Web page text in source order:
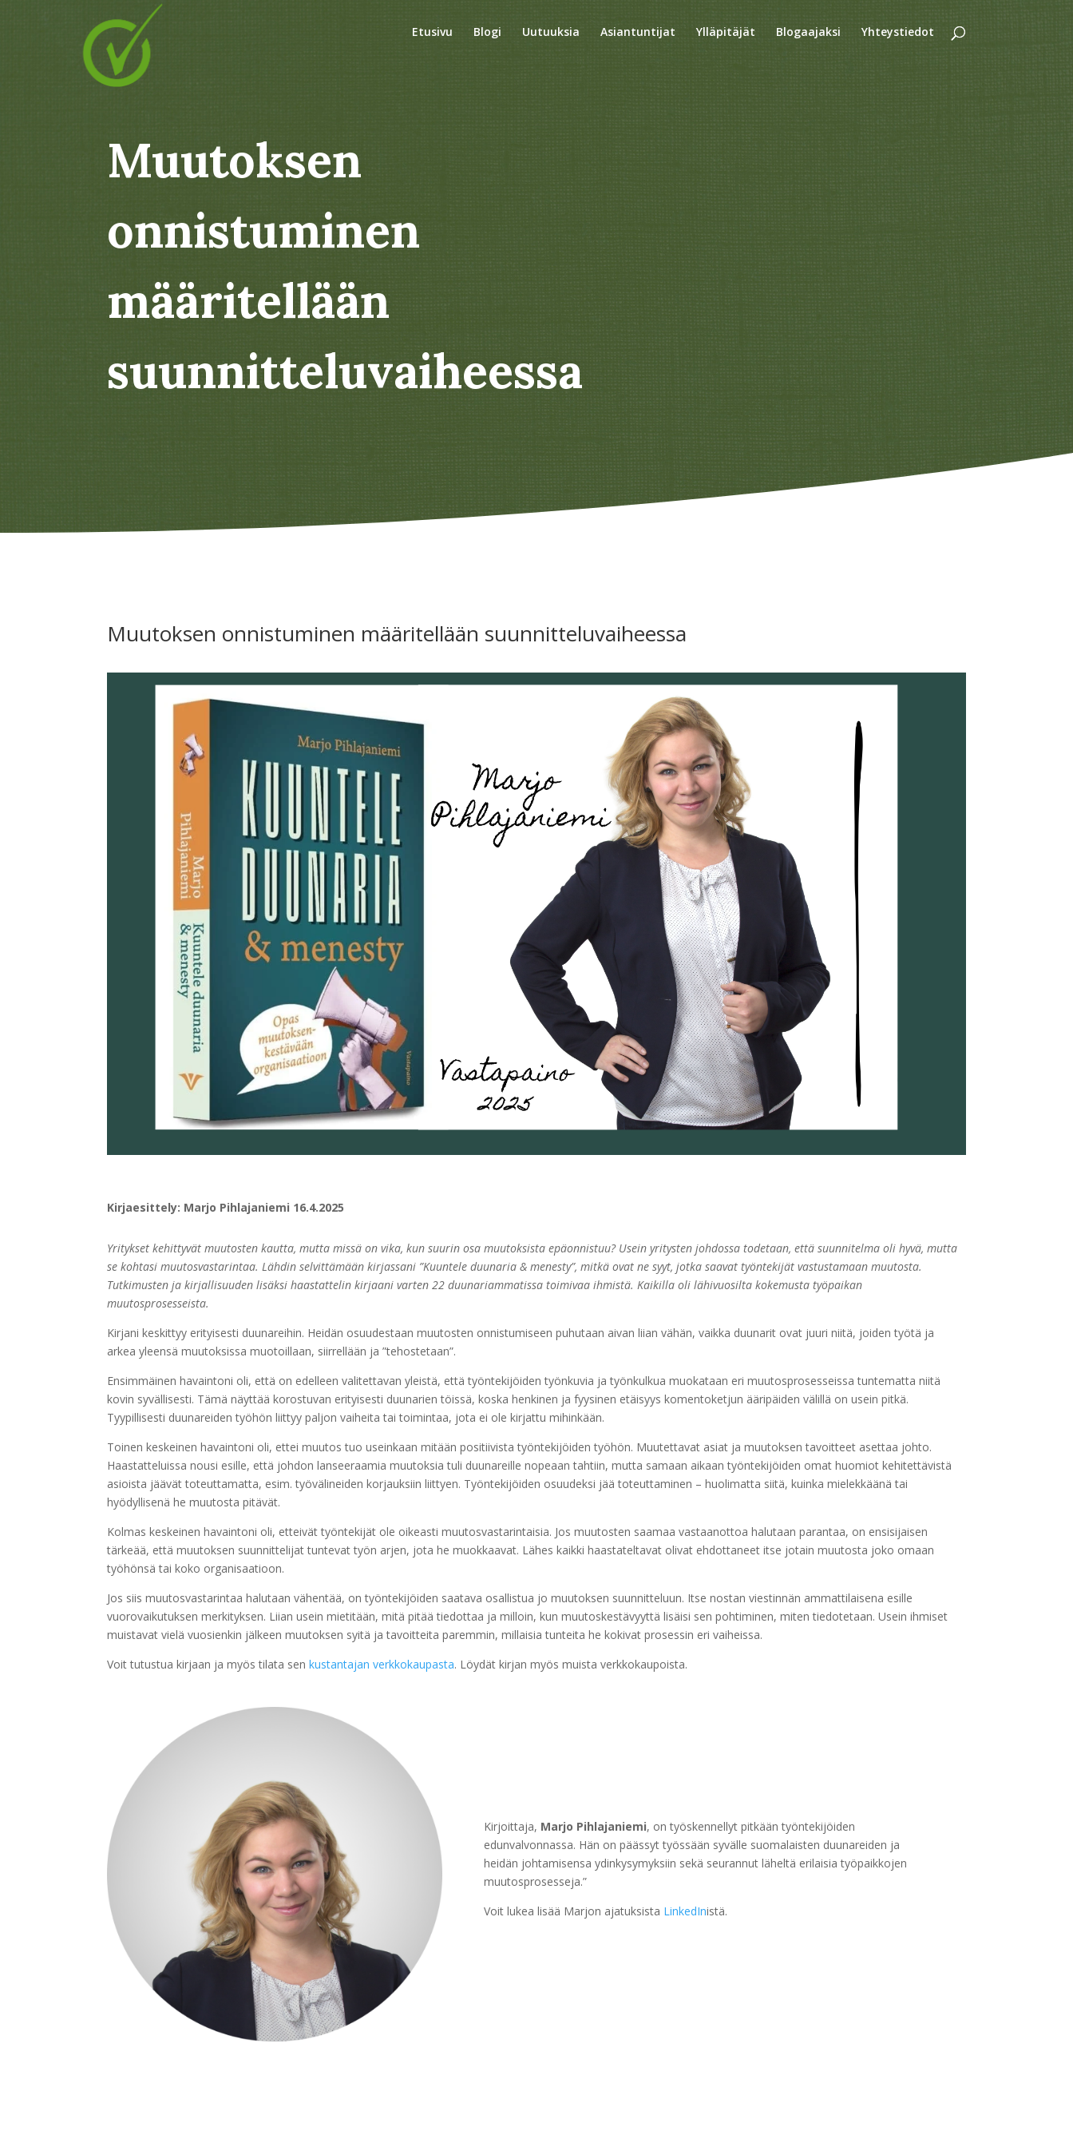
Etusivu Blogi Uutuuksia Asiantuntijat Ylläpitäjät Blogaajaksi Yhteystiedot
Muutoksen
onnistuminen
määritellään
suunnitteluvaiheessa
Muutoksen onnistuminen määritellään suunnitteluvaiheessa
Kirjaesittely: Marjo Pihlajaniemi 16.4.2025
Yritykset kehittyvät muutosten kautta, mutta missä on vika, kun suurin osa muutoksista epäonnistuu? Usein yritysten johdossa todetaan, että suunnitelma oli hyvä, mutta
se kohtasi muutosvastarintaa. Lähdin selvittämään kirjassani ”Kuuntele duunaria & menesty”, mitkä ovat ne syyt, jotka saavat työntekijät vastustamaan muutosta.
Tutkimusten ja kirjallisuuden lisäksi haastattelin kirjaani varten 22 duunariammatissa toimivaa ihmistä. Kaikilla oli lähivuosilta kokemusta työpaikan
muutosprosesseista.
Kirjani keskittyy erityisesti duunareihin. Heidän osuudestaan muutosten onnistumiseen puhutaan aivan liian vähän, vaikka duunarit ovat juuri niitä, joiden työtä ja
arkea yleensä muutoksissa muotoillaan, siirrellään ja ”tehostetaan”.
Ensimmäinen havaintoni oli, että on edelleen valitettavan yleistä, että työntekijöiden työnkuvia ja työnkulkua muokataan eri muutosprosesseissa tuntematta niitä
kovin syvällisesti. Tämä näyttää korostuvan erityisesti duunarien töissä, koska henkinen ja fyysinen etäisyys komentoketjun ääripäiden välillä on usein pitkä.
Tyypillisesti duunareiden työhön liittyy paljon vaiheita tai toimintaa, jota ei ole kirjattu mihinkään.
Toinen keskeinen havaintoni oli, ettei muutos tuo useinkaan mitään positiivista työntekijöiden työhön. Muutettavat asiat ja muutoksen tavoitteet asettaa johto.
Haastatteluissa nousi esille, että johdon lanseeraamia muutoksia tuli duunareille nopeaan tahtiin, mutta samaan aikaan työntekijöiden omat huomiot kehitettävistä
asioista jäävät toteuttamatta, esim. työvälineiden korjauksiin liittyen. Työntekijöiden osuudeksi jää toteuttaminen – huolimatta siitä, kuinka mielekkäänä tai
hyödyllisenä he muutosta pitävät.
Kolmas keskeinen havaintoni oli, etteivät työntekijät ole oikeasti muutosvastarintaisia. Jos muutosten saamaa vastaanottoa halutaan parantaa, on ensisijaisen
tärkeää, että muutoksen suunnittelijat tuntevat työn arjen, jota he muokkaavat. Lähes kaikki haastateltavat olivat ehdottaneet itse jotain muutosta joko omaan
työhönsä tai koko organisaatioon.
Jos siis muutosvastarintaa halutaan vähentää, on työntekijöiden saatava osallistua jo muutoksen suunnitteluun. Itse nostan viestinnän ammattilaisena esille
vuorovaikutuksen merkityksen. Liian usein mietitään, mitä pitää tiedottaa ja milloin, kun muutoskestävyyttä lisäisi sen pohtiminen, miten tiedotetaan. Usein ihmiset
muistavat vielä vuosienkin jälkeen muutoksen syitä ja tavoitteita paremmin, millaisia tunteita he kokivat prosessin eri vaiheissa.
Voit tutustua kirjaan ja myös tilata senkustantajan verkkokaupasta. Löydät kirjan myös muista verkkokaupoista.
Kirjoittaja, Marjo Pihlajaniemi, on työskennellyt pitkään työntekijöiden
edunvalvonnassa. Hän on päässyt työssään syvälle suomalaisten duunareiden ja
heidän johtamisensa ydinkysymyksiin sekä seurannut läheltä erilaisia työpaikkojen
muutosprosesseja.”
Voit lukea lisää Marjon ajatuksista LinkedInistä.